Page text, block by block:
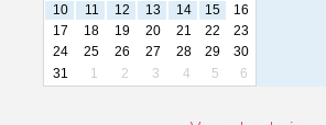
10
11 12 13 14 15
16
17
18 19 20 21 22
23
24
25 26 27 28 29
30
31
1 2 3 4 5 6